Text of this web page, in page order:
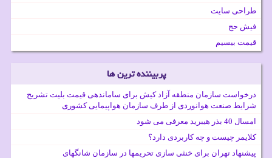
طراحی سایت
فیش حج
قیمت بیسیم
پربیننده ترین ها
درخواست سازمان منطقه آزاد کیش برای ساماندهی قیمت بلیت تشریح
شرایط صنعت هوانوردی از طرف سازمان هواپیمایی کشوری
امسال 40 بذر هیبرید معرفی می شود
کلایمر چیست و چه کاربردی دارد؟
پیشنهاد تهران برای خنثی سازی تحریمها در سازمان شانگهای